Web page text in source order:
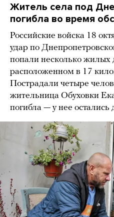
Житель села под
погибла во время
Российские войска 18
удар по
попали несколько жилых
расположенном в 17
Пострадали четыре
жительница Обуховки
погибла — у нее